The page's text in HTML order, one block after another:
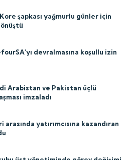
şapkası yağmurlu günler için
devralmasına koşullu izin
Arabistan ve Pakistan üçlü
imzaladı
arasında yatırımcısına kazandıran